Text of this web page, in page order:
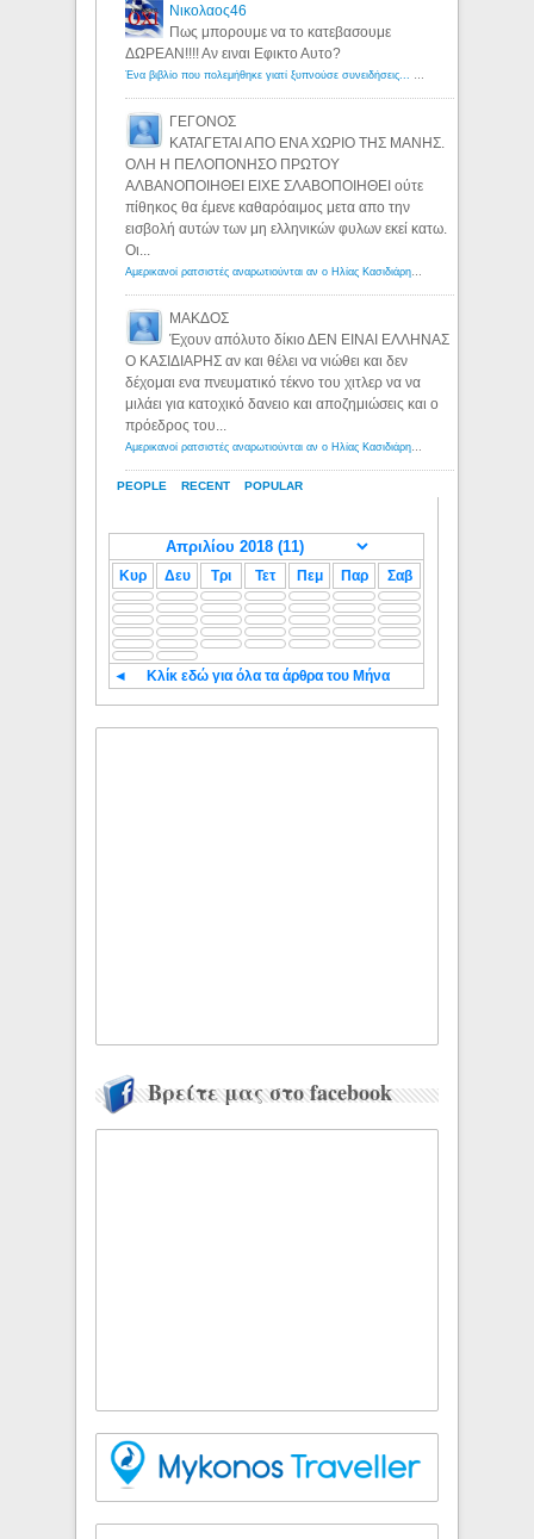
PEOPLE RECENT POPULAR
Νικολαος46
Πως μπορουμε να το κατεβασουμε
ΔΩΡΕΑΝ!!!! Αν ειναι Εφικτο Αυτο?
ΓΕΓΟΝΟΣ
ΚΑΤΑΓΕΤΑΙ ΑΠΟ ΕΝΑ ΧΩΡΙΟ ΤΗΣ ΜΑΝΗΣ.
ΟΛΗ Η ΠΕΛΟΠΟΝΗΣΟ ΠΡΩΤΟΥ
ΑΛΒΑΝΟΠΟΙΗΘΕΙ ΕΙΧΕ ΣΛΑΒΟΠΟΙΗΘΕΙ ούτε
πίθηκος θα έμενε καθαρόαιμος μετα απο την
εισβολή αυτών των μη ελληνικών φυλων εκεί κατω.
Οι...
ΜΑΚΔΟΣ
Έχουν απόλυτο δίκιο ΔΕΝ ΕΙΝΑΙ ΕΛΛΗΝΑΣ
Ο ΚΑΣΙΔΙΑΡΗΣ αν και θέλει να νιώθει και δεν
δέχομαι ενα πνευματικό τέκνο του χιτλερ να να
μιλάει για κατοχικό δανειο και αποζημιώσεις και ο
πρόεδρος του...
Κυρ Δευ Τρι Τετ Πεμ Παρ Σαβ
◄ Κλίκ εδώ για όλα τα άρθρα του Μήνα
Βρείτε μας στο facebook